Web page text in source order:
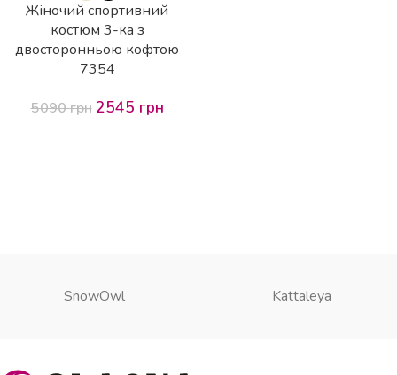
Жіночий спортивний
костюм 3-ка з
двосторонньою кофтою
7354
5090грн 2545 грн
SnowOwl Kattaleya